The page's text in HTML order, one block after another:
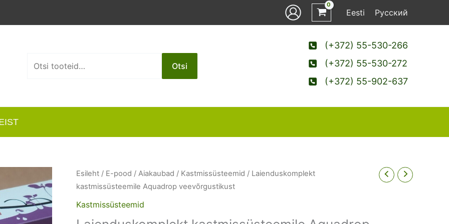
Eesti Русский
Otsi
(+372) 55-530-266
(+372) 55-530-272
(+372) 55-902-637
Esileht / E-pood / Aiakaubad / Kastmissüsteemid / Laienduskomplekt
kastmissüsteemile Aquadrop veevõrgustikust
Kastmissüsteemid